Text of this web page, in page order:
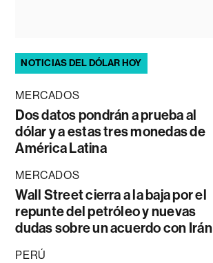
NOTICIAS DEL DÓLAR HOY
MERCADOS
Dos datos pondrán a prueba al
dólar y a estas tres monedas de
América Latina
MERCADOS
Wall Street cierra a la baja por el
repunte del petróleo y nuevas
dudas sobre un acuerdo con Irán
PERÚ